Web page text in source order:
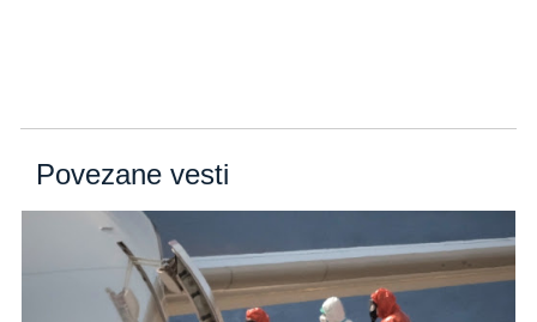
Povezane vesti